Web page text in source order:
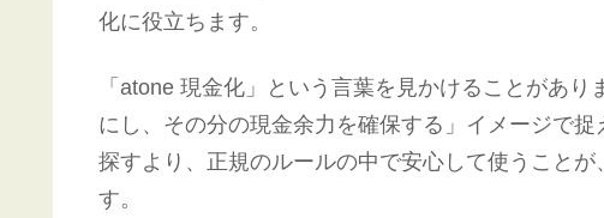
化に役立ちます。
「atone 現金化」という言葉を見かけることがあ
にし、その分の現金余力を確保する」イメージで
探すより、正規のルールの中で安心して使うこと
す。